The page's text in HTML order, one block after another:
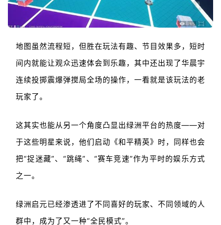
地图虽然流程短，但胜在玩法有趣、节目效果多，短时
间内就能让观众迅速体会到乐趣，其中还出现了华晨宇
连续投掷震爆弹搅局全场的操作，一看就是该玩法的老
玩家了。
这其实也能从另一个角度凸显出绿洲平台的热度——对
于这些明星来说，他们启动《和平精英》时，同样也会
把“捉迷藏”、“跳绳”、“赛车竞速”作为平时的娱乐方式
之一。
绿洲启元已经渗透进了不同喜好的玩家、不同领域的人
群中，成为了又一种“全民模式”。